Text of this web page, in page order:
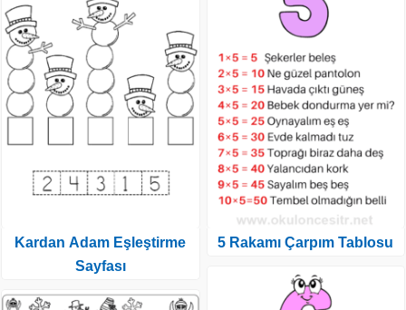
Kardan Adam Eşleştirme
Sayfası
5 Rakamı Çarpım Tablosu